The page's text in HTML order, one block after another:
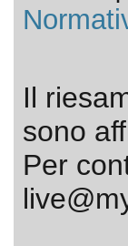
Il
sono
Per